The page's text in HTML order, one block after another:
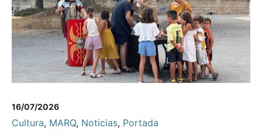
16/07/2026
Cultura, MARQ, Noticias, Portada